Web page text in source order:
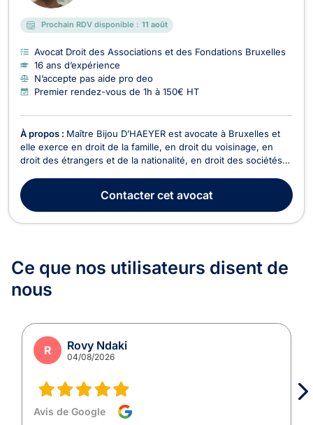
Prochain RDV disponible : 11 août
Avocat Droit des Associations et des Fondations Bruxelles
16 ans d’expérience
N’accepte pas aide pro deo
Premier rendez-vous de 1h à 150€ HT
À propos : Maître Bijou D’HAEYER est avocate à Bruxelles et
elle exerce en droit de la famille, en droit du voisinage, en
droit des étrangers et de la nationalité, en droit des sociétés
En droit de la famille, Maître Bijou D’HAEYER traite les litiges
relatifs au divorce, à ...Contactercet avocat
Ce que nos utilisateurs disent de
nous
R Rovy Ndaki
04/08/2026
Avis de Google